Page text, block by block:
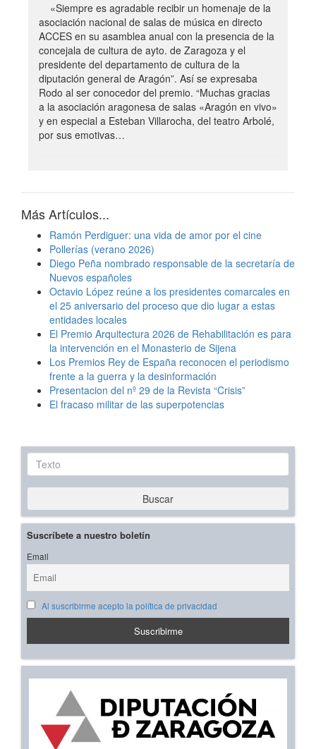
«Siempre es agradable recibir un homenaje de la
asociación nacional de salas de música en directo
ACCES en su asamblea anual con la presencia de la
concejala de cultura de ayto. de Zaragoza y el
presidente del departamento de cultura de la
diputación general de Aragón”. Así se expresaba
Rodo al ser conocedor del premio. “Muchas gracias
a la asociación aragonesa de salas «Aragón en vivo»
y en especial a Esteban Villarocha, del teatro Arbolé,
por sus emotivas…
Más Artículos...
Ramón Perdiguer: una vida de amor por el cine
Pollerías (verano 2026)
Diego Peña nombrado responsable de la secretaría de
Nuevos españoles
Octavio López reúne a los presidentes comarcales en
el 25 aniversario del proceso que dio lugar a estas
entidades locales
El Premio Arquitectura 2026 de Rehabilitación es para
la intervención en el Monasterio de Sijena
Los Premios Rey de España reconocen el periodismo
frente a la guerra y la desinformación
Presentacion del nº 29 de la Revista “Crisis”
El fracaso militar de las superpotencias
Texto
Buscar
Suscríbete a nuestro boletín
Email
Al suscribirme acepto la política de privacidad